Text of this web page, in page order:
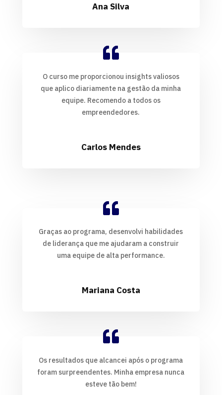
Ana Silva
O curso me proporcionou insights valiosos
que aplico diariamente na gestão da minha
equipe. Recomendo a todos os
empreendedores.
Carlos Mendes
Graças ao programa, desenvolvi habilidades
de liderança que me ajudaram a construir
uma equipe de alta performance.
Mariana Costa
Os resultados que alcancei após o programa
foram surpreendentes. Minha empresa nunca
esteve tão bem!